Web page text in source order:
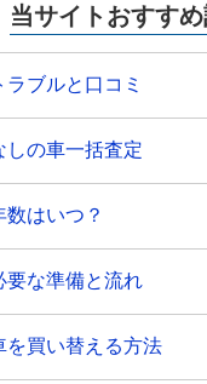
当サイトおすす
ブルと口コミ
しの車一括査定
はいつ？
要な準備と流れ
を買い替える方法